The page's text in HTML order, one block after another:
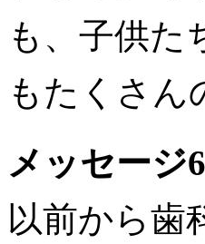
も、子供た
もたくさん
メッセージ6
以前から歯